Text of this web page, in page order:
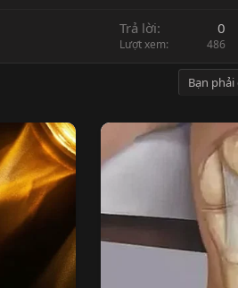
Trả lời 0
Lượt xem 486
Bạn